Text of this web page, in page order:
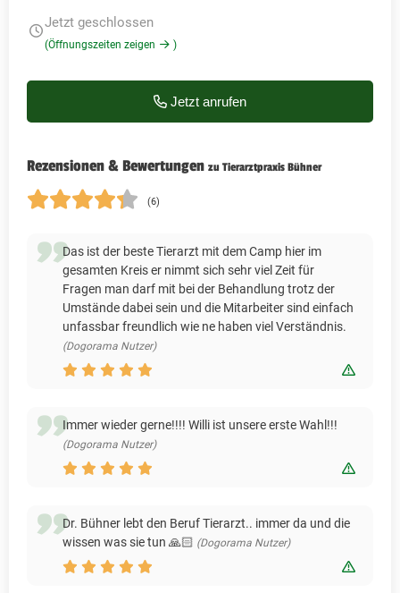
Jetzt geschlossen
(Öffnungszeiten zeigen )
Jetzt anrufen
Rezensionen & Bewertungen zu Tierarztpraxis Bühner
(6)
Das ist der beste Tierarzt mit dem Camp hier im
gesamten Kreis er nimmt sich sehr viel Zeit für
Fragen man darf mit bei der Behandlung trotz der
Umstände dabei sein und die Mitarbeiter sind einfach
unfassbar freundlich wie ne haben viel Verständnis.
(Dogorama Nutzer)
Immer wieder gerne!!!! Willi ist unsere erste Wahl!!!
(Dogorama Nutzer)
Dr. Bühner lebt den Beruf Tierarzt.. immer da und die
wissen was sie tun 🙏🏻 (Dogorama Nutzer)